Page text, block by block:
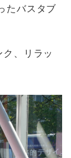
たバスタブ
、リラッ